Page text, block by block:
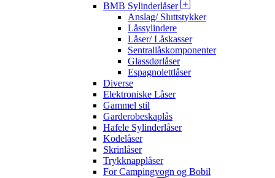
BMB Sylinderlåser
Anslag/ Sluttstykker
Låssylindere
Låser/ Låskasser
Sentrallåskomponenter
Glassdørlåser
Espagnolettlåser
Diverse
Elektroniske Låser
Gammel stil
Garderobeskaplås
Hafele Sylinderlåser
Kodelåser
Skrinlåser
Trykknapplåser
For Campingvogn og Bobil